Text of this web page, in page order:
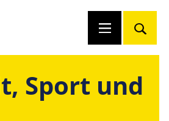
Sport und